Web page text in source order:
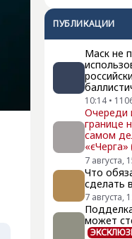
ПУБЛИКАЦИИ
Маск не
10:14 •
Очереди
границе
самом
«єЧерга»
7 августа,
Что
сделать
7 августа,
может